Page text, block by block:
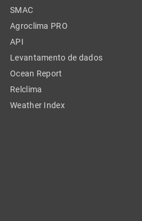
SMAC
Agroclima PRO
API
Levantamento de dados
Ocean Report
Relclima
Weather Index